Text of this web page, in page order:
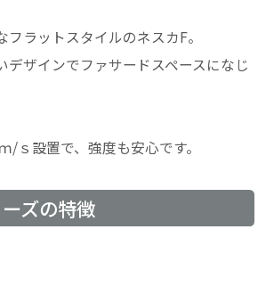
ラットスタイルのネスカF。
デザインでファサードスペースになじ
/ｓ設置で、強度も安心です。
ズの特徴